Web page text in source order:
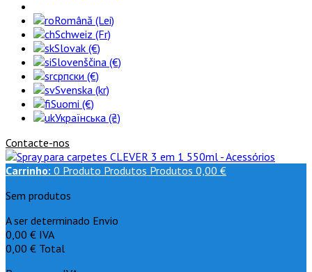
Română (Lei)
Schweiz (Fr)
Slovak (€)
Slovenščina (€)
српски (€)
Svenska (kr)
Suomi (€)
Українська (₴)
Contacte-nos
Carrinho: 0 Produto Produtos Produtos 0,00 €
Sem produtos
A ser determinado Envio
0,00 € IVA
0,00 € Total